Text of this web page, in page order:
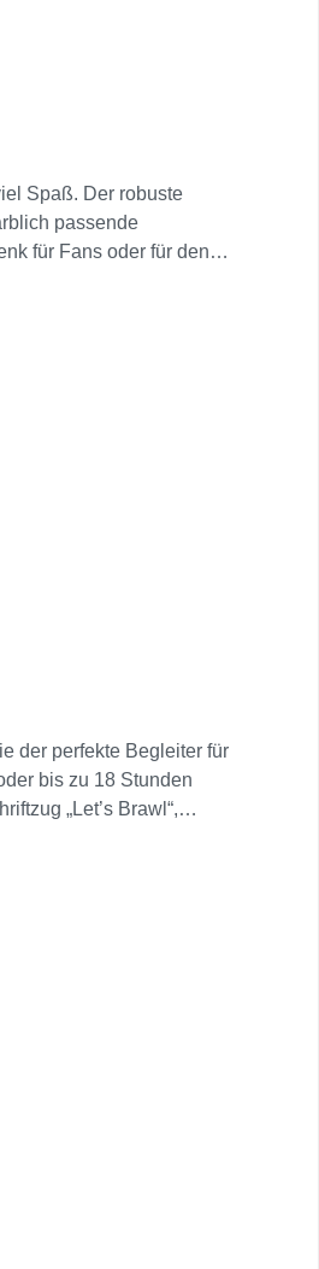
Spaß. Der robuste
passende
für Fans oder für den
der perfekte Begleiter für
bis zu 18 Stunden
„Let’s Brawl“,